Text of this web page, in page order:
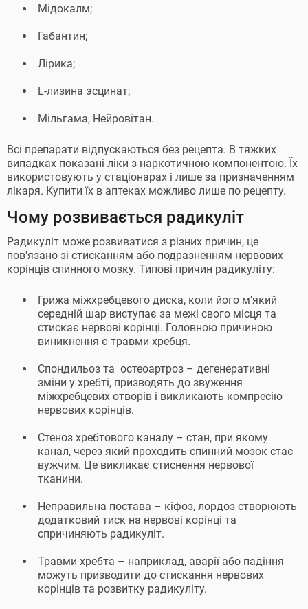
Мідокалм;
Габантин;
Лірика;
L-лизина эсцинат;
Мільгама, Нейровітан.
Всі препарати відпускаються без рецепта. В тяжких
випадках показані ліки з наркотичною компонентою. Їх
використовують у стаціонарах і лише за призначенням
лікаря. Купити їх в аптеках можливо лише по рецепту.
Чому розвивається радикуліт
Радикуліт може розвиватися з різних причин, це
пов'язано зі стисканням або подразненням нервових
корінців спинного мозку. Типові причин радикуліту:
Грижа міжхребцевого диска, коли його м'який
середній шар виступає за межі свого місця та
стискає нервові корінці. Головною причиною
виникнення є травми хребця.
Спондильоз та остеоартроз – дегенеративні
зміни у хребті, призводять до звуження
міжхребцевих отворів і викликають компресію
нервових корінців.
Стеноз хребтового каналу – стан, при якому
канал, через який проходить спинний мозок стає
вужчим. Це викликає стиснення нервової
тканини.
Неправильна постава – кіфоз, лордоз створюють
додатковий тиск на нервові корінці та
спричиняють радикуліт.
Травми хребта – наприклад, аварії або падіння
можуть призводити до стискання нервових
корінців та розвитку радикуліту.